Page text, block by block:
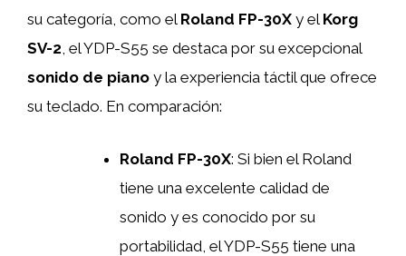
su categoría, como el Roland FP-30X y el Korg
SV-2, el YDP-S55 se destaca por su excepcional
sonido de piano y la experiencia táctil que ofrece
su teclado. En comparación:
Roland FP-30X: Si bien el Roland
tiene una excelente calidad de
sonido y es conocido por su
portabilidad, el YDP-S55 tiene una